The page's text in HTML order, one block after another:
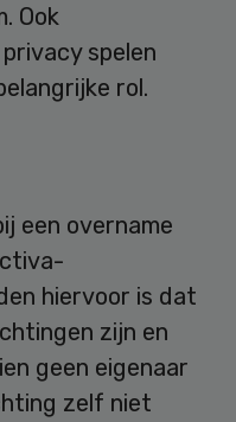
Ook
spelen
rol.
een overname
hiervoor is dat
zijn en
geen eigenaar
zelf niet